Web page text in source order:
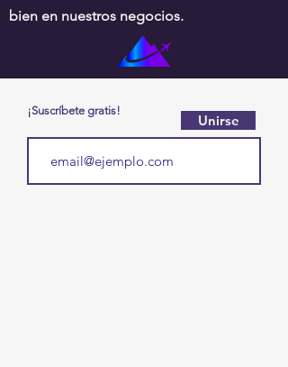
bien en nuestros negocios.
¡Suscríbete gratis!
Unirse